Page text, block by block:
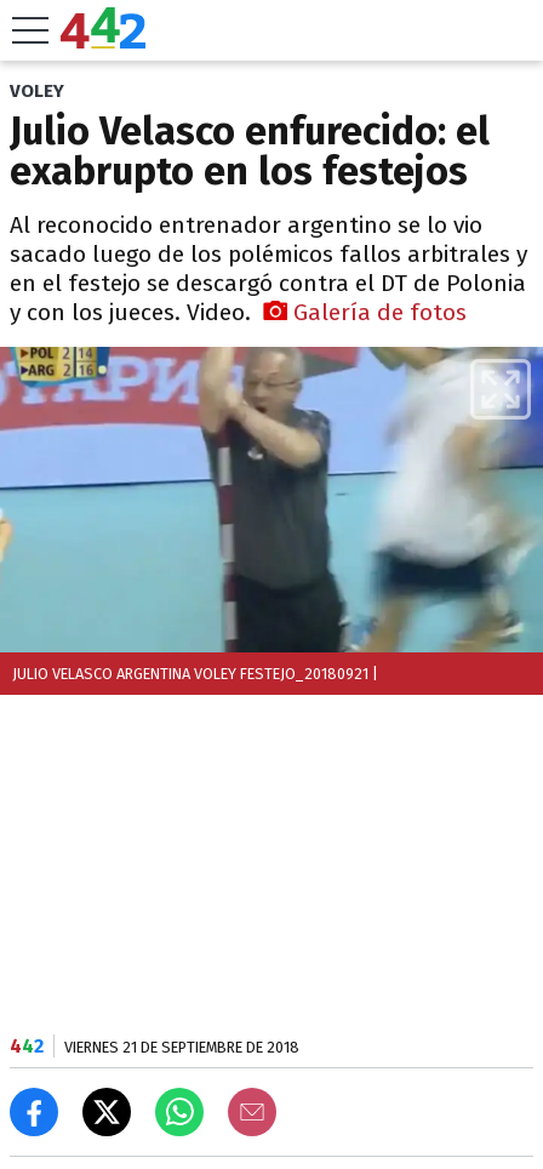
VOLEY
Julio Velasco enfurecido: el
exabrupto en los festejos
Al reconocido entrenador argentino se lo vio
sacado luego de los polémicos fallos arbitrales y
en el festejo se descargó contra el DT de Polonia
y con los jueces. Video.
Galería de fotos
JULIO VELASCO ARGENTINA VOLEY FESTEJO_20180921
442 VIERNES 21 DE SEPTIEMBRE DE 2018